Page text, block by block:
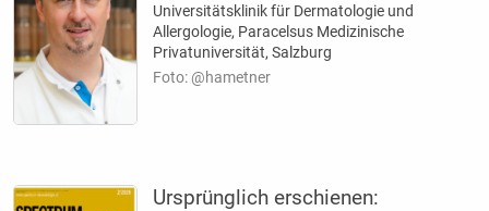
Universitätsklinik für Dermatologie und
Allergologie, Paracelsus Medizinische
Privatuniversität, Salzburg
Foto: @hametner
Ursprünglich erschienen: